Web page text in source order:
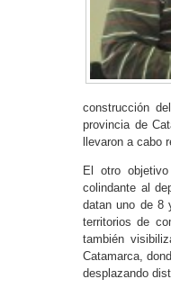
construcción
provincia de
llevaron a
El otro
colindante al
datan uno de 8
territorios de
también
Catamarca,
desplazando